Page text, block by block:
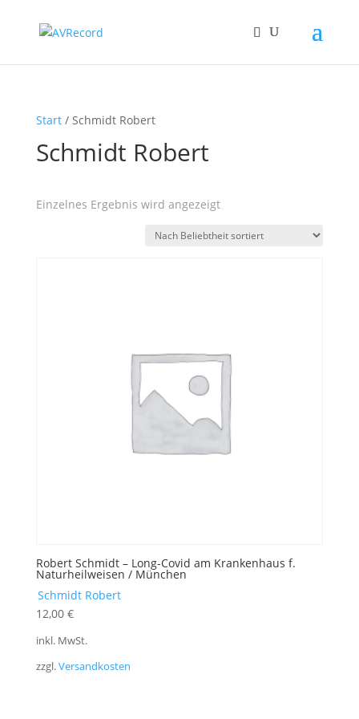
Start/ Schmidt Robert
Schmidt Robert
Einzelnes Ergebnis wird angezeigt
Robert Schmidt – Long-Covid am Krankenhaus f.
Naturheilweisen / München
Schmidt Robert
12,00 €
inkl. MwSt.
zzgl.Versandkosten